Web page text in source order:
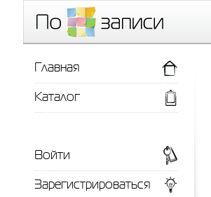
Главная
Каталог
Войти
Зарегистрироваться